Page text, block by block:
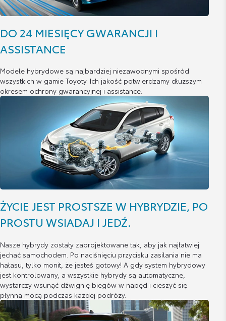
DO 24 MIESIĘCY GWARANCJI I
ASSISTANCE
Modele hybrydowe są najbardziej niezawodnymi spośród
wszystkich w gamie Toyoty. Ich jakość potwierdzamy dłuższym
okresem ochrony gwarancyjnej i assistance.
ŻYCIE JEST PROSTSZE W HYBRYDZIE, PO
PROSTU WSIADAJ I JEDŹ.
Nasze hybrydy zostały zaprojektowane tak, aby jak najłatwiej
jechać samochodem. Po naciśnięciu przycisku zasilania nie ma
hałasu, tylko monit, że jesteś gotowy! A gdy system hybrydowy
jest kontrolowany, a wszystkie hybrydy są automatyczne,
wystarczy wsunąć dźwignię biegów w napęd i cieszyć się
płynną mocą podczas każdej podróży.